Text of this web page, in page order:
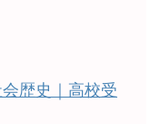
歴史｜高校受